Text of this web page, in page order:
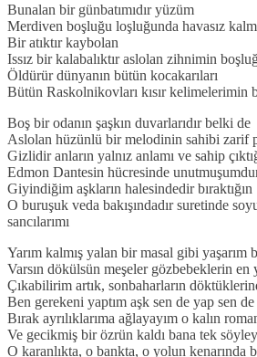
Bunalan bir günbatımıdır yüzüm
Merdiven boşluğu loşluğunda havasız
Bir atıktır kaybolan
Issız bir kalabalıktır aslolan zihnimin
Öldürür dünyanın bütün kocakarıları
Bütün Raskolnikovları kısır kelimelerimin
Boş bir odanın şaşkın duvarlarıdır belki de
Aslolan hüzünlü bir melodinin sahibi zarif
Gizlidir anların yalnız anlamı ve sahip
Edmon Dantesin hücresinde
Giyindiğim aşkların halesindedir bıraktığın
O buruşuk veda bakışındadır suretinde
sancılarımı
Yarım kalmış yalan bir masal gibi yaşarım
Varsın dökülsün meşeler gözbebeklerin en
Çıkabilirim artık, sonbaharların
Ben gerekeni yaptım aşk sen de yap sen de
Bırak ayrılıklarıma ağlayayım o kalın
Ve gecikmiş bir özrün kaldı bana tek
O karanlıkta, o bankta, o yolun kenarında